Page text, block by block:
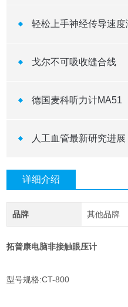
轻松上手神经传导速
戈尔不可吸收缝合线
人工血管最新研究进展
详细介绍
品牌 其他品牌
拓普康电脑非接触眼压计
型号规格:CT-800